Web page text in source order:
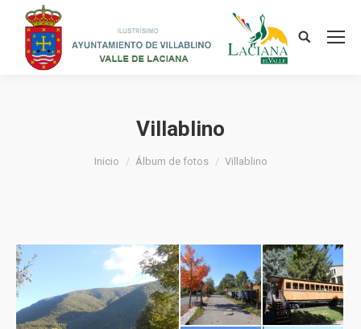
Villablino
Inicio Álbum de fotos Villablino